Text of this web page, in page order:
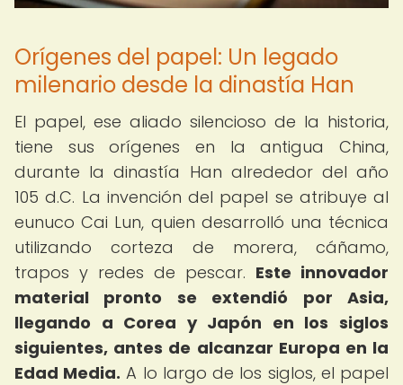
Orígenes del papel: Un legado
milenario desde la dinastía Han
El papel, ese aliado silencioso de la historia,
tiene sus orígenes en la antigua China,
durante la dinastía Han alrededor del año
105 d.C. La invención del papel se atribuye al
eunuco Cai Lun, quien desarrolló una técnica
utilizando corteza de morera, cáñamo,
trapos y redes de pescar. Este innovador
material pronto se extendió por Asia,
llegando a Corea y Japón en los siglos
siguientes, antes de alcanzar Europa en la
Edad Media. A lo largo de los siglos, el papel